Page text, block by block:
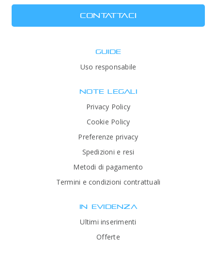
CONTATTACI
GUIDE
Uso responsabile
NOTE LEGALI
Privacy Policy
Cookie Policy
Preferenze privacy
Spedizioni e resi
Metodi di pagamento
Termini e condizioni contrattuali
IN EVIDENZA
Ultimi inserimenti
Offerte